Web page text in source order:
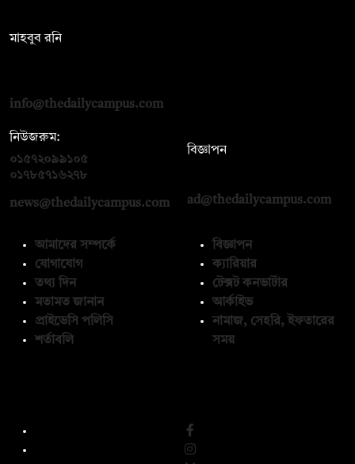
মাহবুব রনি
info@thedailycampus.com
নিউজরুম:
০১৫৭২০৯৯১০৫
০১৭৮৫৭১৬২৭৮
news@thedailycampus.com
বিজ্ঞাপন
ad@thedailycampus.com
আমাদের সম্পর্কে
যোগাযোগ
তথ্য দিন
মতামত জানান
প্রাইভেসি পলিসি
শর্তাবলি
বিজ্ঞাপন
ক্যারিয়ার
টেক্সট কনভার্টার
আর্কাইভ
নামাজ, সেহরি, ইফতারের
সময়